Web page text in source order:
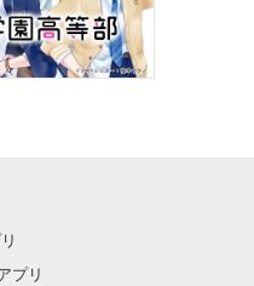
プリ